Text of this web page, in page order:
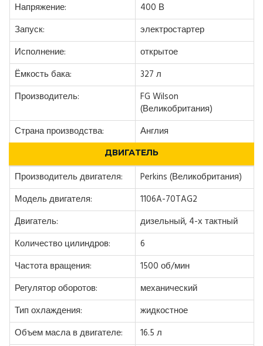
Напряжение:
400 В
Запуск:
электростартер
Исполнение:
открытое
Ёмкость бака:
327 л
Производитель:
FG Wilson
(Великобритания)
Страна производства:
Англия
ДВИГАТЕЛЬ
Производитель двигателя:
Perkins (Великобритания)
Модель двигателя:
1106A-70TAG2
Двигатель:
дизельный, 4-х тактный
Количество цилиндров:
6
Частота вращения:
1500 об/мин
Регулятор оборотов:
механический
Тип охлаждения:
жидкостное
Объем масла в двигателе:
16.5 л